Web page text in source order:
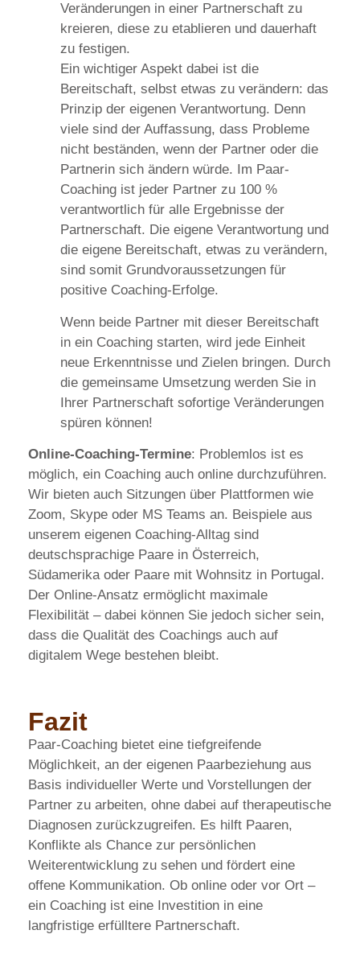
Veränderungen in einer Partnerschaft zu
kreieren, diese zu etablieren und dauerhaft
zu festigen.
Ein wichtiger Aspekt dabei ist die
Bereitschaft, selbst etwas zu verändern: das
Prinzip der eigenen Verantwortung. Denn
viele sind der Auffassung, dass Probleme
nicht beständen, wenn der Partner oder die
Partnerin sich ändern würde. Im Paar-
Coaching ist jeder Partner zu 100 %
verantwortlich für alle Ergebnisse der
Partnerschaft. Die eigene Verantwortung und
die eigene Bereitschaft, etwas zu verändern,
sind somit Grundvoraussetzungen für
positive Coaching-Erfolge.
Wenn beide Partner mit dieser Bereitschaft
in ein Coaching starten, wird jede Einheit
neue Erkenntnisse und Zielen bringen. Durch
die gemeinsame Umsetzung werden Sie in
Ihrer Partnerschaft sofortige Veränderungen
spüren können!
Online-Coaching-Termine: Problemlos ist es
möglich, ein Coaching auch online durchzuführen.
Wir bieten auch Sitzungen über Plattformen wie
Zoom, Skype oder MS Teams an. Beispiele aus
unserem eigenen Coaching-Alltag sind
deutschsprachige Paare in Österreich,
Südamerika oder Paare mit Wohnsitz in Portugal.
Der Online-Ansatz ermöglicht maximale
Flexibilität – dabei können Sie jedoch sicher sein,
dass die Qualität des Coachings auch auf
digitalem Wege bestehen bleibt.
Fazit
Paar-Coaching bietet eine tiefgreifende
Möglichkeit, an der eigenen Paarbeziehung aus
Basis individueller Werte und Vorstellungen der
Partner zu arbeiten, ohne dabei auf therapeutische
Diagnosen zurückzugreifen. Es hilft Paaren,
Konflikte als Chance zur persönlichen
Weiterentwicklung zu sehen und fördert eine
offene Kommunikation. Ob online oder vor Ort –
ein Coaching ist eine Investition in eine
langfristige erfülltere Partnerschaft.